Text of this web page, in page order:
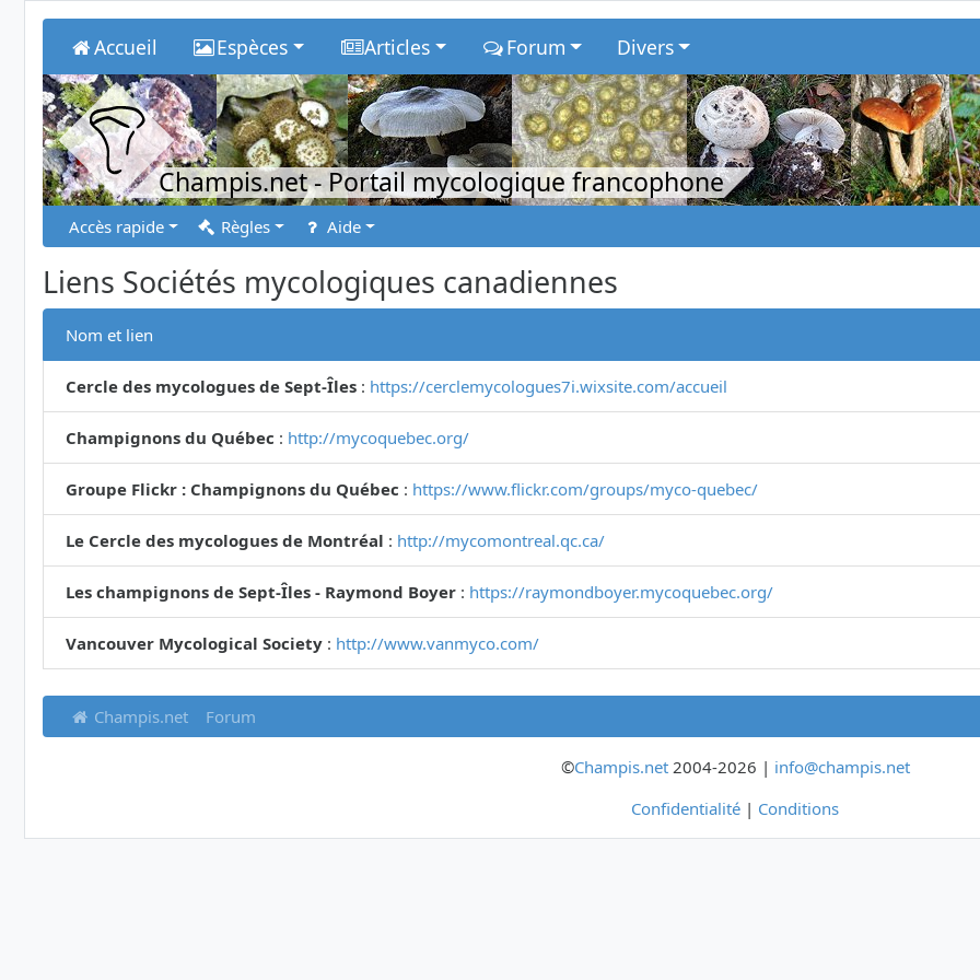
Accueil Espèces Articles Forum Divers
Champis.net- Portail mycologique francophone
Accès rapide Règles Aide
Liens Sociétés mycologiques canadiennes
Nom et lien
Cercle des mycologues de Sept-Îles : https://cerclemycologues7i.wixsite.com/accueil
Champignons du Québec : http://mycoquebec.org/
Groupe Flickr : Champignons du Québec : https://www.flickr.com/groups/myco-quebec/
Le Cercle des mycologues de Montréal : http://mycomontreal.qc.ca/
Les champignons de Sept-Îles - Raymond Boyer : https://raymondboyer.mycoquebec.org/
Vancouver Mycological Society : http://www.vanmyco.com/
Champis.net Forum
©Champis.net2004-2026 | info@champis.net
Confidentialité | Conditions